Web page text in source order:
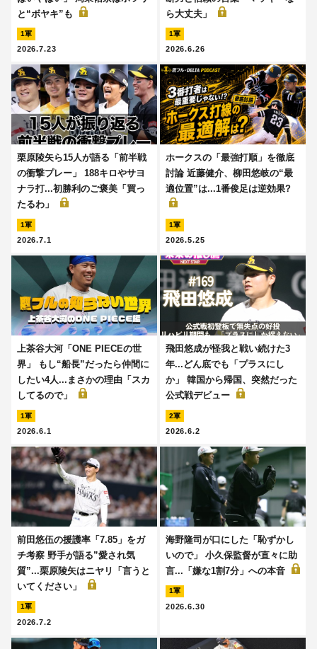
と“ボヤキ”も
1軍
2026.7.23
ら大丈夫」
1軍
2026.6.26
栗原陵矢ら15人が語る「前半戦
の衝撃プレー」 188キロやサヨ
ナラ打...初勝利のご褒美「買っ
たるわ」
1軍
2026.7.1
ホークスの「最強打順」を徹底
討論 近藤健介、柳田悠岐の“最
適位置”は...1番俊足は逆効果?
1軍
2026.5.25
上茶谷大河「ONE PIECEの世
界」 もし“船長”だったら仲間に
したい4人...まさかの理由「スカ
してるので」
1軍
2026.6.1
飛田悠成が怪我と戦い続けた3
年...どん底でも「プラスにし
か」 韓国から帰国、突然だった
公式戦デビュー
2軍
2026.6.2
前田悠伍の援護率「7.85」をガ
チ考察 野手が語る”愛され気
質”...栗原陵矢はニヤリ「言うと
いてください」
1軍
2026.7.2
海野隆司が口にした「恥ずかし
いので」 小久保監督が直々に助
言...「嫌な1割7分」への本音
1軍
2026.6.30